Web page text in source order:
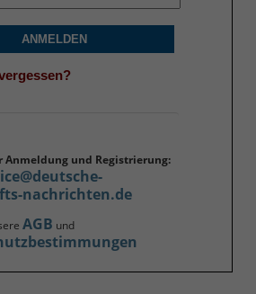
ANMELDEN
Anmeldung und Registrierung:
nachrichten.de
AGB und